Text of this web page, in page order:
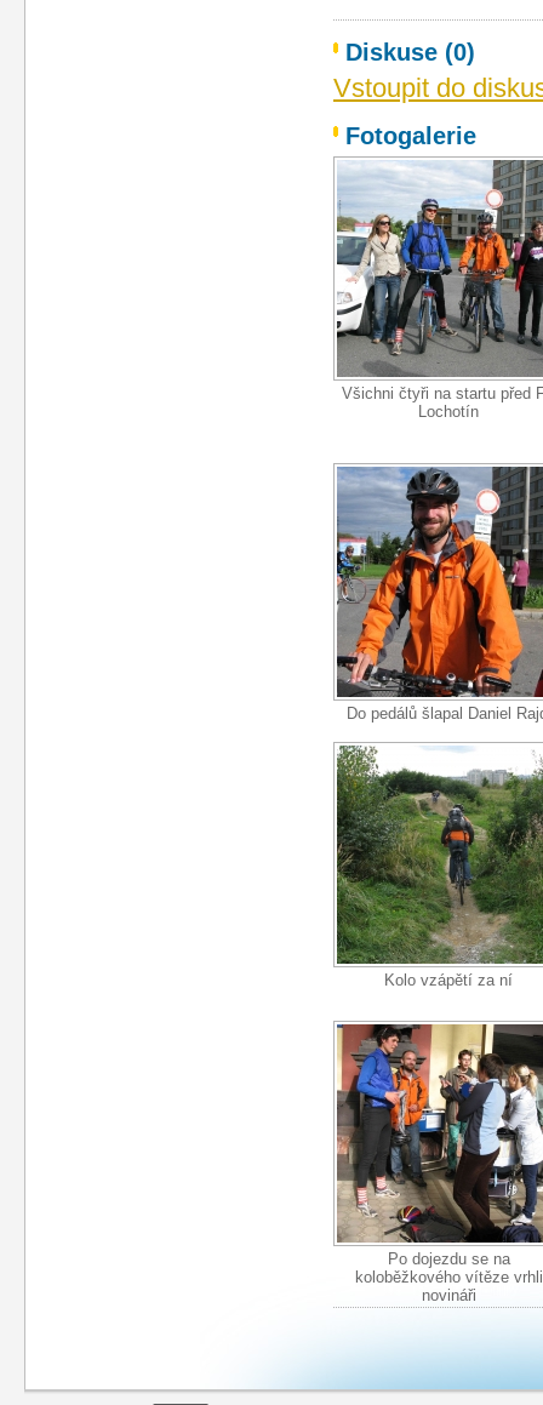
Diskuse (0)
Vstoupit do
Fotogalerie
Všichni čtyři na startu před
Lochotín
Do pedálů šlapal Daniel
Kolo vzápětí za ní
Po dojezdu se na
koloběžkového vítěze vrhli
novináři